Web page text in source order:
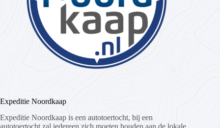
Expeditie Noordkaap
Expeditie Noordkaap is een autotoertocht, bij een